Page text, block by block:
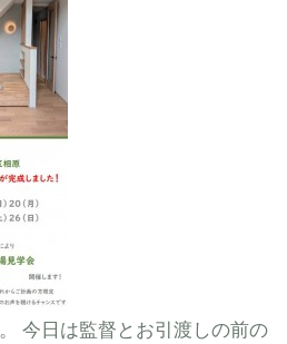
今日は監督とお引渡しの前の